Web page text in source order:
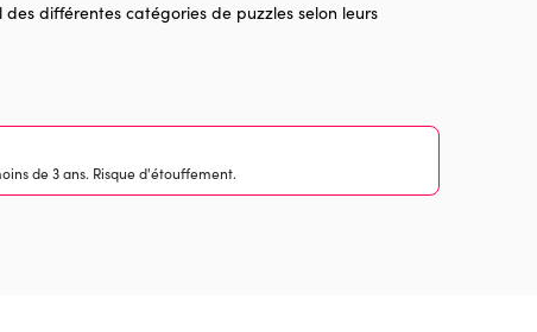
différentes catégories de puzzles selon leurs
de 3 ans. Risque d'étouffement.